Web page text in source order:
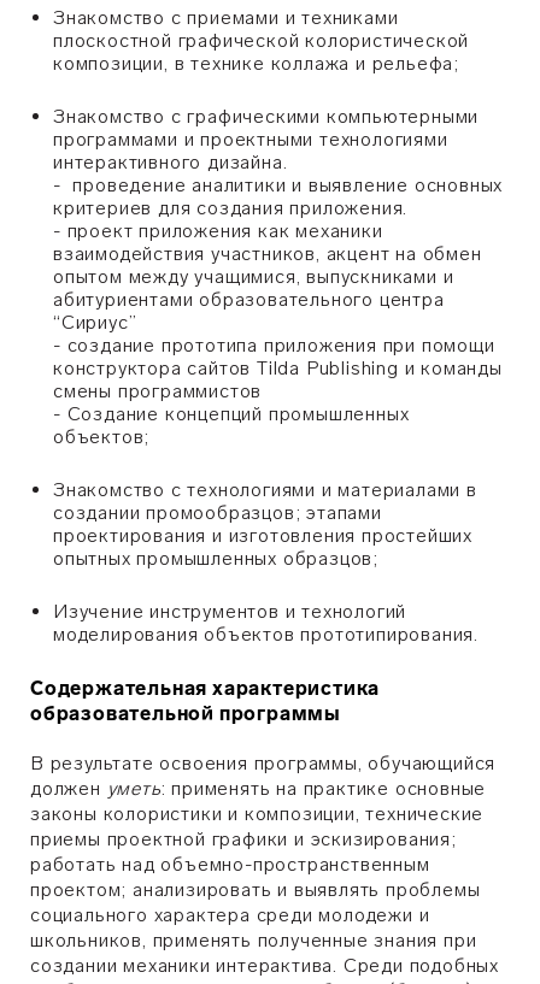
Знакомство с приемами и техниками
плоскостной графической колористической
композиции, в технике коллажа и рельефа;
Знакомство с графическими компьютерными
программами и проектными технологиями
интерактивного дизайна.
- проведение аналитики и выявление основных
критериев для создания приложения.
- проект приложения как механики
взаимодействия участников, акцент на обмен
опытом между учащимися, выпускниками и
абитуриентами образовательного центра
“Сириус”
- создание прототипа приложения при помощи
конструктора сайтов Tilda Publishing и команды
смены программистов
- Создание концепций промышленных
объектов;
Знакомство с технологиями и материалами в
создании промообразцов; этапами
проектирования и изготовления простейших
опытных промышленных образцов;
Изучение инструментов и технологий
моделирования объектов прототипирования.
Содержательная характеристика
образовательной программы
В результате освоения программы, обучающийся
должен уметь: применять на практике основные
законы колористики и композиции, технические
приемы проектной графики и эскизирования;
работать над объемно-пространственным
проектом; анализировать и выявлять проблемы
социального характера среди молодежи и
школьников, применять полученные знания при
создании механики интерактива. Среди подобных